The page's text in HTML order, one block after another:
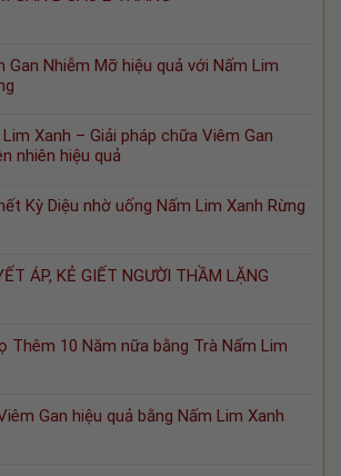
Gan Nhiễm Mỡ hiệu quả với Nấm Lim
Xanh – Giải pháp chữa Viêm Gan
nhiên hiệu quả
Kỳ Diệu nhờ uống Nấm Lim Xanh Rừng
ÁP, KẺ GIẾT NGƯỜI THẦM LẶNG
Thêm 10 Năm nữa bằng Trà Nấm Lim
Gan hiệu quả bằng Nấm Lim Xanh